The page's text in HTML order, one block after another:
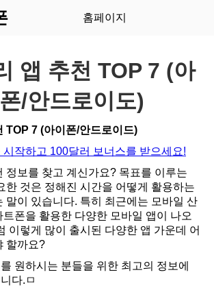
홈페이지
앱 추천 TOP 7 (아
/안드로이도)
TOP 7 (아이폰/안드로이드)
시작하고 100달러 보너스를 받으세요!
정보를 찾고 계신가요? 목표를 이루는
한 것은 정해진 시간을 어떻게 활용하는
말이 있습니다. 특히 최근에는 모바일 산
폰을 활용한 다양한 모바일 앱이 나오
이렇게 많이 출시된 다양한 앱 가운데 어
할까요?
원하시는 분들을 위한 최고의 정보에
다.ㅁ